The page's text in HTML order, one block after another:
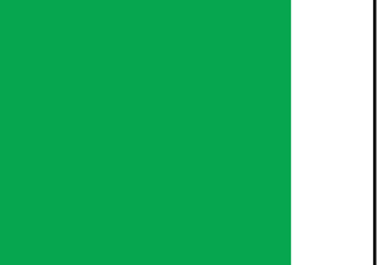
om generel produktsikkerhed og